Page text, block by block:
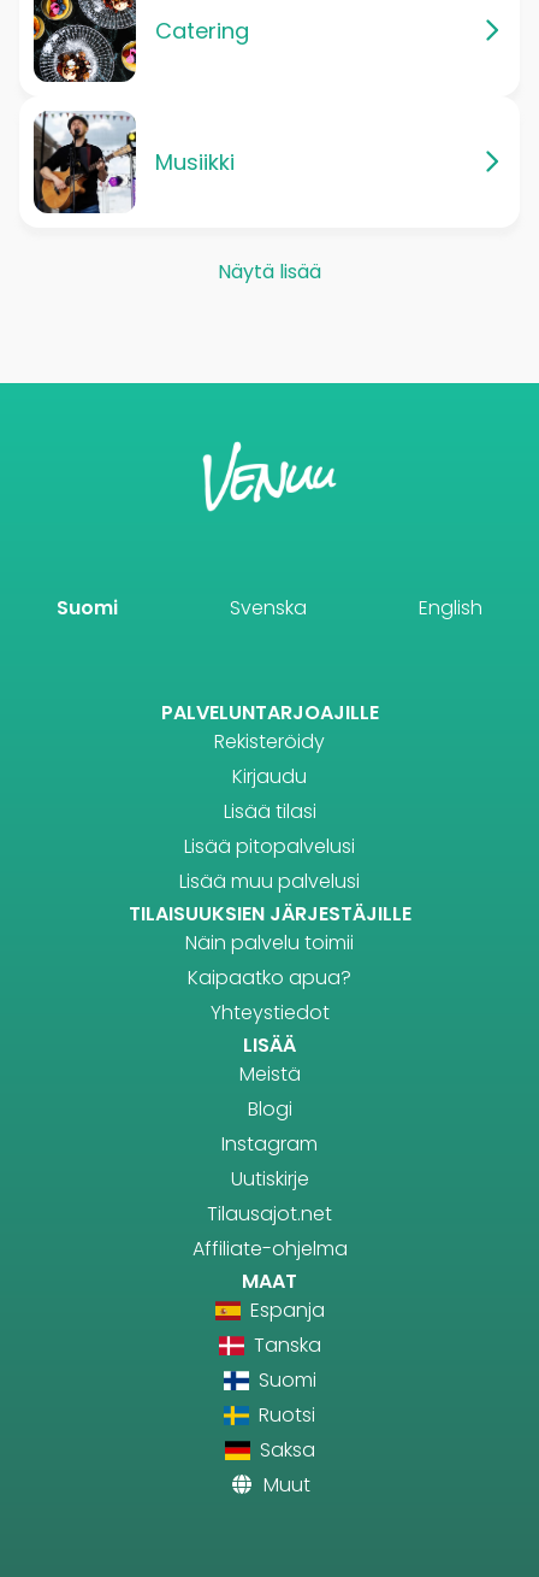
Catering
Musiikki
Näytä lisää
Suomi Svenska English
PALVELUNTARJOAJILLE
Rekisteröidy
Kirjaudu
Lisää tilasi
Lisää pitopalvelusi
Lisää muu palvelusi
TILAISUUKSIEN JÄRJESTÄJILLE
Näin palvelu toimii
Kaipaatko apua?
Yhteystiedot
LISÄÄ
Meistä
Blogi
Instagram
Uutiskirje
Tilausajot.net
Affiliate-ohjelma
MAAT
Espanja
Tanska
Suomi
Ruotsi
Saksa
Muut